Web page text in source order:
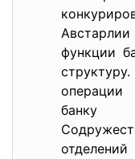
функции
операции
банку